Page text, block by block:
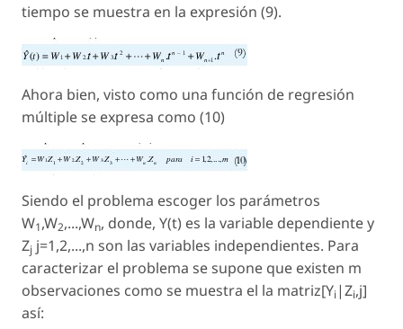
tiempo se muestra en la expresión (9).
Ahora bien, visto como una función de regresión
múltiple se expresa como (10)
Siendo el problema escoger los parámetros
W1,W2,...,Wn, donde, Y(t) es la variable dependiente y
Zj j=1,2,...,n son las variables independientes. Para
caracterizar el problema se supone que existen m
observaciones como se muestra el la matriz[Yi |Zi,j]
así: